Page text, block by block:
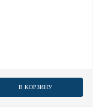
В КОРЗИНУ